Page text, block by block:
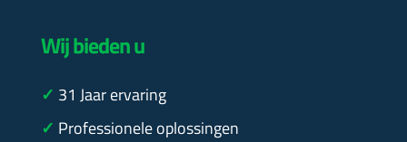
Wij bieden u
✓ 31 Jaar ervaring
✓ Professionele oplossingen